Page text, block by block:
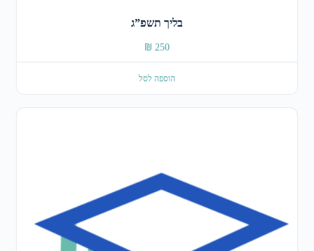
בליך תשפ”ג
₪ 250
הוספה לסל